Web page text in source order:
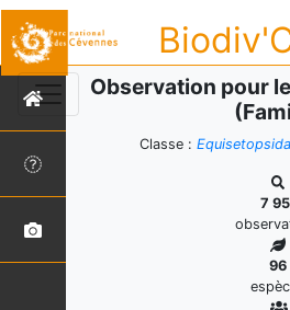
Observation pour
Classe : Equisetopsida
7
96